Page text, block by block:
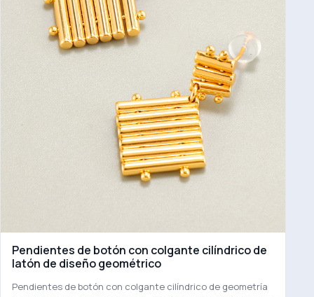
Pendientes de botón con colgante cilíndrico de
latón de diseño geométrico
Pendientes de botón con colgante cilíndrico de geometría